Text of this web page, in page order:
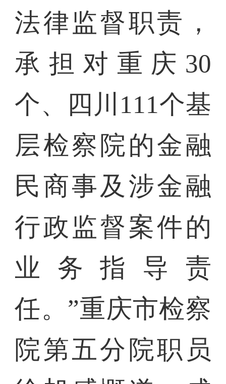
法律监督职责，
承担对重庆30
个、四川111个基
层检察院的金融
民商事及涉金融
行政监督案件的
业务指导责
任。”重庆市检察
院第五分院职员